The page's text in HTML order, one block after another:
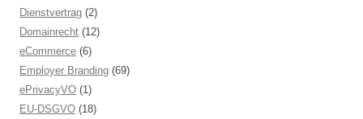
Dienstvertrag (2)
Domainrecht (12)
eCommerce (6)
Employer Branding (69)
ePrivacyVO (1)
EU-DSGVO (18)